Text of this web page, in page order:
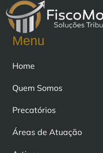
Menu
Home
Quem Somos
Precatórios
Áreas de Atuação